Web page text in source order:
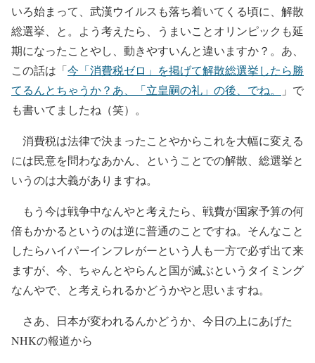
いろ始まって、武漢ウイルスも落ち着いてくる頃に、解散
総選挙、と。よう考えたら、うまいことオリンピックも延
期になったことやし、動きやすいんと違いますか？。あ、
この話は「今「消費税ゼロ」を掲げて解散総選挙したら勝
てるんとちゃうか？あ、「立皇嗣の礼」の後、でね。
」で
も書いてましたね（笑）。
消費税は法律で決まったことやからこれを大幅に変える
には民意を問わなあかん、ということでの解散、総選挙と
いうのは大義がありますね。
もう今は戦争中なんやと考えたら、戦費が国家予算の何
倍もかかるというのは逆に普通のことですね。そんなこと
したらハイパーインフレがーという人も一方で必ず出て来
ますが、今、ちゃんとやらんと国が滅ぶというタイミング
なんやで、と考えられるかどうかやと思いますね。
さあ、日本が変われるんかどうか、今日の上にあげた
NHKの報道から